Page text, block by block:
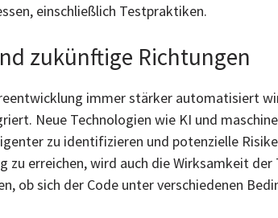
einschließlich Testpraktiken.
zukünftige Richtungen
immer stärker automatisiert
Neue Technologien wie KI und
zu identifizieren und potenzielle
zu erreichen, wird auch die Wirksamkeit
ob sich der Code unter verschiedenen